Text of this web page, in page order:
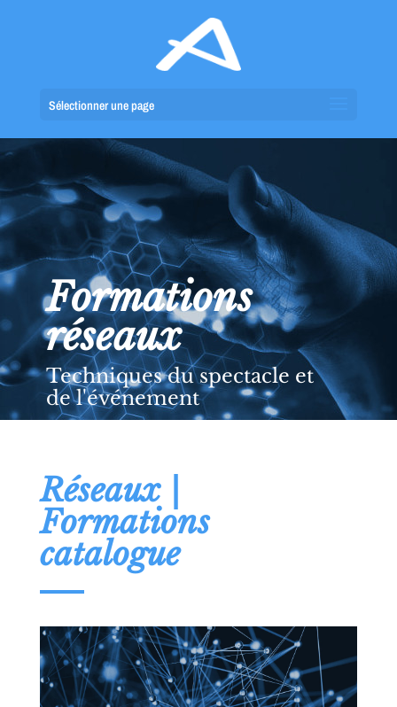
Sélectionner une page
Formations
réseaux
Techniques du spectacle et
de l'événement
Réseaux |
Formations
catalogue